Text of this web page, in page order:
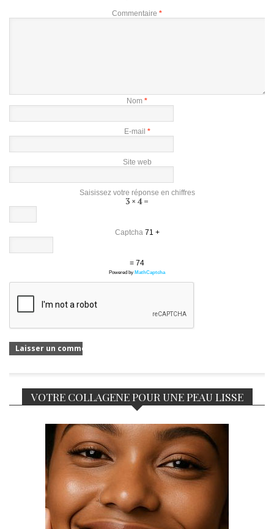
Commentaire *
Nom *
E-mail *
Site web
Saisissez votre réponse en chiffres
3 × 4 =
Captcha 71 +
= 74
Powered by MathCaptcha
VOTRE COLLAGENE POUR UNE PEAU LISSE